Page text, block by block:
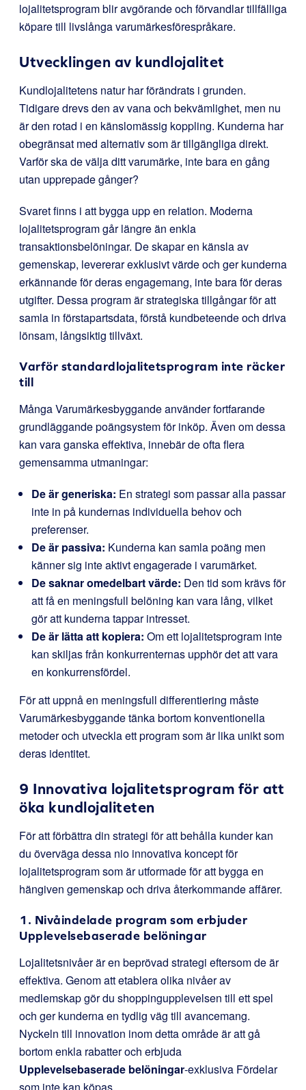
lojalitetsprogram blir avgörande och förvandlar tillfälliga
köpare till livslånga varumärkesförespråkare.
Utvecklingen av kundlojalitet
Kundlojalitetens natur har förändrats i grunden.
Tidigare drevs den av vana och bekvämlighet, men nu
är den rotad i en känslomässig koppling. Kunderna har
obegränsat med alternativ som är tillgängliga direkt.
Varför ska de välja ditt varumärke, inte bara en gång
utan upprepade gånger?
Svaret finns i att bygga upp en relation. Moderna
lojalitetsprogram går längre än enkla
transaktionsbelöningar. De skapar en känsla av
gemenskap, levererar exklusivt värde och ger kunderna
erkännande för deras engagemang, inte bara för deras
utgifter. Dessa program är strategiska tillgångar för att
samla in förstapartsdata, förstå kundbeteende och driva
lönsam, långsiktig tillväxt.
Varför standardlojalitetsprogram inte räcker
till
Många Varumärkesbyggande använder fortfarande
grundläggande poängsystem för inköp. Även om dessa
kan vara ganska effektiva, innebär de ofta flera
gemensamma utmaningar:
De är generiska: En strategi som passar alla passar
inte in på kundernas individuella behov och
preferenser.
De är passiva: Kunderna kan samla poäng men
känner sig inte aktivt engagerade i varumärket.
De saknar omedelbart värde: Den tid som krävs för
att få en meningsfull belöning kan vara lång, vilket
gör att kunderna tappar intresset.
De är lätta att kopiera: Om ett lojalitetsprogram inte
kan skiljas från konkurrenternas upphör det att vara
en konkurrensfördel.
För att uppnå en meningsfull differentiering måste
Varumärkesbyggande tänka bortom konventionella
metoder och utveckla ett program som är lika unikt som
deras identitet.
9 Innovativa lojalitetsprogram för att
öka kundlojaliteten
För att förbättra din strategi för att behålla kunder kan
du överväga dessa nio innovativa koncept för
lojalitetsprogram som är utformade för att bygga en
hängiven gemenskap och driva återkommande affärer.
1. Nivåindelade program som erbjuder
Upplevelsebaserade belöningar
Lojalitetsnivåer är en beprövad strategi eftersom de är
effektiva. Genom att etablera olika nivåer av
medlemskap gör du shoppingupplevelsen till ett spel
och ger kunderna en tydlig väg till avancemang.
Nyckeln till innovation inom detta område är att gå
bortom enkla rabatter och erbjuda
Upplevelsebaserade belöningar-exklusiva Fördelar